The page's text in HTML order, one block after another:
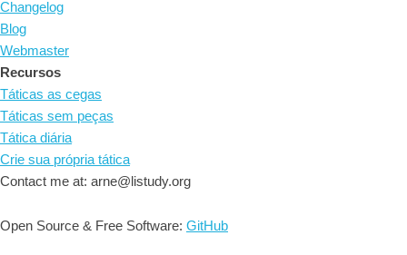
Changelog
Blog
Webmaster
Recursos
Táticas as cegas
Táticas sem peças
Tática diária
Crie sua própria tática
Contact me at: arne@listudy.org
Open Source & Free Software: GitHub